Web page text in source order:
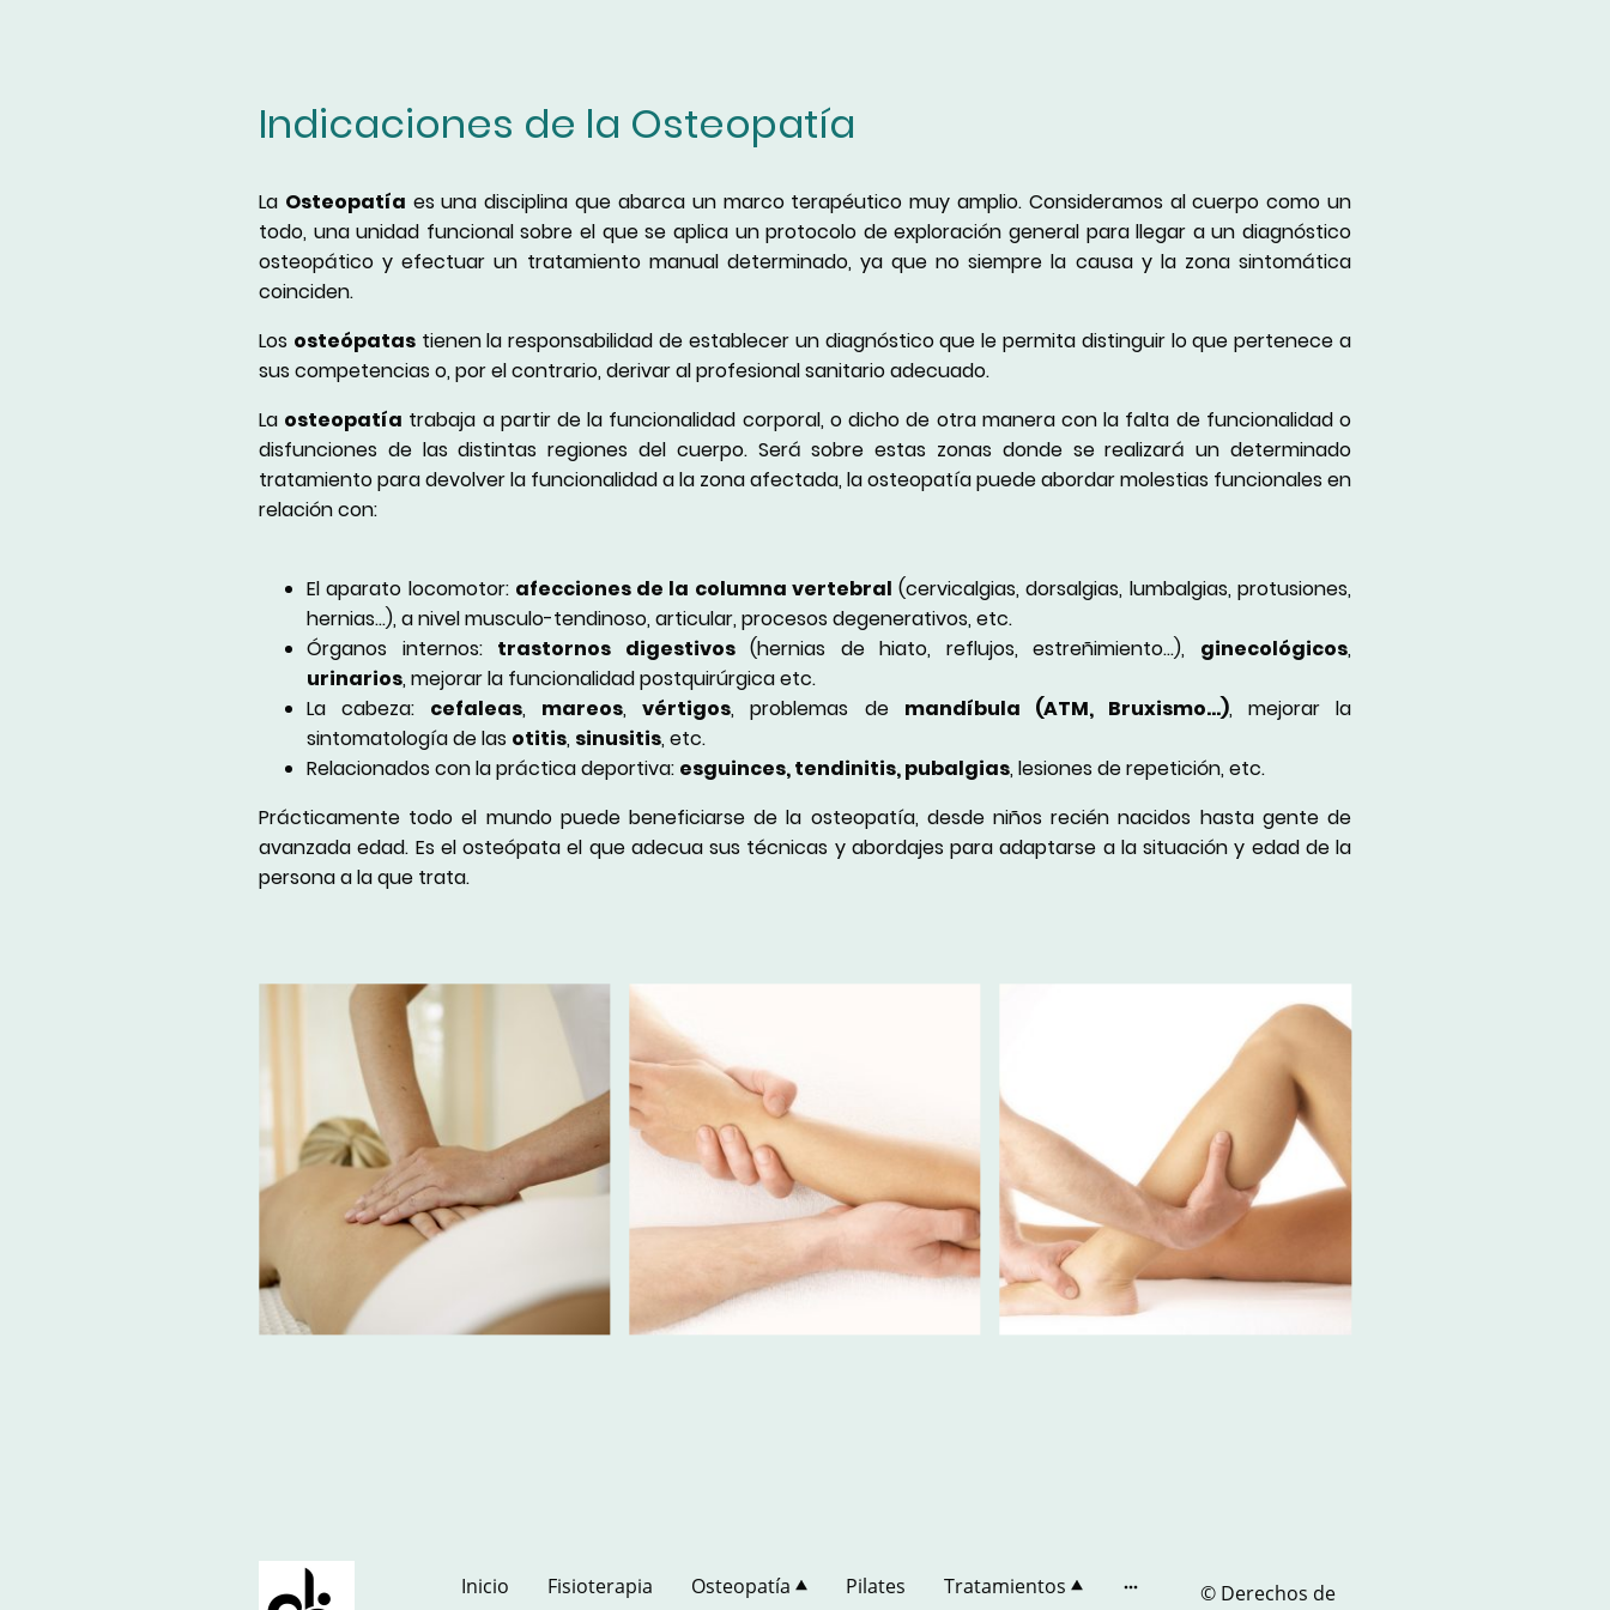
Indicaciones de la Osteopatía
La Osteopatía es una disciplina que abarca un marco terapéutico muy amplio. Consideramos al cuerpo como un
todo, una unidad funcional sobre el que se aplica un protocolo de exploración general para llegar a un diagnóstico
osteopático y efectuar un tratamiento manual determinado, ya que no siempre la causa y la zona sintomática
coinciden.
Los osteópatastienen la responsabilidad de establecer un diagnóstico que le permita distinguir lo que pertenece a
sus competencias o, por el contrario, derivar al profesional sanitario adecuado.
La osteopatía trabaja a partir de la funcionalidad corporal, o dicho de otra manera con la falta de funcionalidad o
disfunciones de las distintas regiones del cuerpo. Será sobre estas zonas donde se realizará un determinado
tratamiento para devolver la funcionalidad a la zona afectada, la osteopatía puede abordar molestias funcionales en
relación con:
El aparato locomotor: afecciones de la columna vertebral (cervicalgias, dorsalgias, lumbalgias, protusiones,
hernias...), a nivel musculo-tendinoso, articular, procesos degenerativos, etc.
Órganos internos: trastornos digestivos(hernias de hiato, reflujos, estreñimiento...), ginecológicos,
urinarios, mejorar la funcionalidad postquirúrgica etc.
La cabeza: cefaleas, mareos,vértigos, problemas de mandíbula (ATM, Bruxismo...), mejorar la
sintomatología de las otitis, sinusitis, etc.
Relacionados con la práctica deportiva: esguinces, tendinitis, pubalgias, lesiones de repetición, etc.
Prácticamente todo el mundo puede beneficiarse de la osteopatía, desde niños recién nacidos hasta gente de
avanzada edad. Es el osteópata el que adecua sus técnicas y abordajes para adaptarse a la situación y edad de la
persona a la que trata.
Inicio Fisioterapia Osteopatía Pilates Tratamientos
© Derechos de